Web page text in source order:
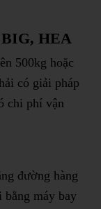
BIG, HEA
500kg hoặc
có giải pháp
chi phí vận
đường hàng
bằng máy bay